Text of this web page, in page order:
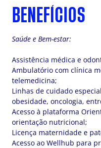
BENEFÍCIOS
Saúde e Bem-estar:
Assistência médica e
Ambulatório com clínica
telemedicina;
Linhas de cuidado
obesidade, oncologia,
Acesso à plataforma
orientação nutricional;
Licença maternidade e
Acesso ao Wellhub para